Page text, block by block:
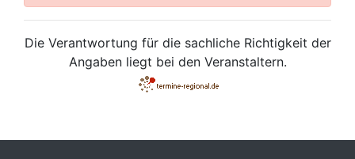
Die Verantwortung für die sachliche Richtigkeit der
Angaben liegt bei den Veranstaltern.